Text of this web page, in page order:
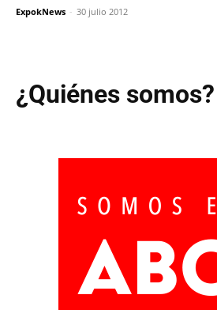
ExpokNews - 30 julio 2012
¿Quiénes somos?